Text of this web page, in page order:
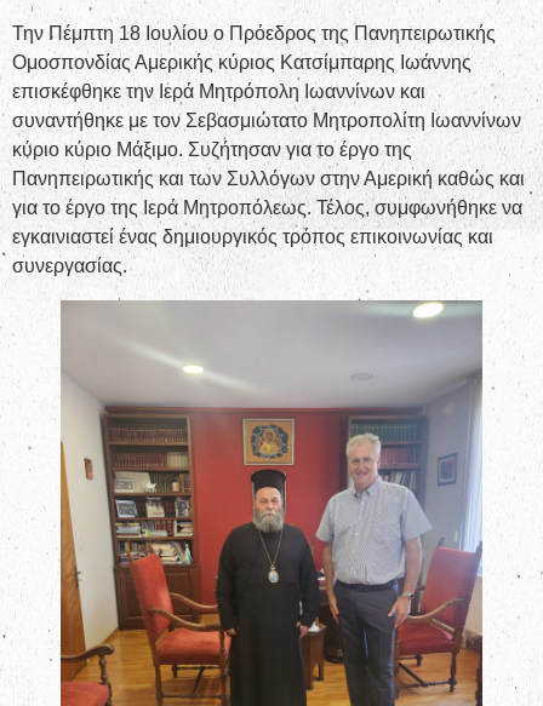
Την Πέμπτη 18 Ιουλίου ο Πρόεδρος της Πανηπειρωτικής
Ομοσπονδίας Αμερικής κύριος Κατσίμπαρης Ιωάννης
επισκέφθηκε την Ιερά Μητρόπολη Ιωαννίνων και
συναντήθηκε με τον Σεβασμιώτατο Μητροπολίτη Ιωαννίνων
κύριο κύριο Μάξιμο. Συζήτησαν για το έργο της
Πανηπειρωτικής και των Συλλόγων στην Αμερική καθώς και
για το έργο της Ιερά Μητροπόλεως. Τέλος, συμφωνήθηκε να
εγκαινιαστεί ένας δημιουργικός τρόπος επικοινωνίας και
συνεργασίας.